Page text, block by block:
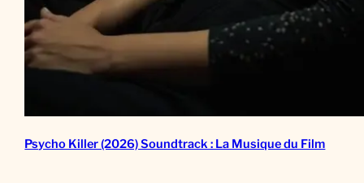
Psycho Killer (2026) Soundtrack : La Musique du Film